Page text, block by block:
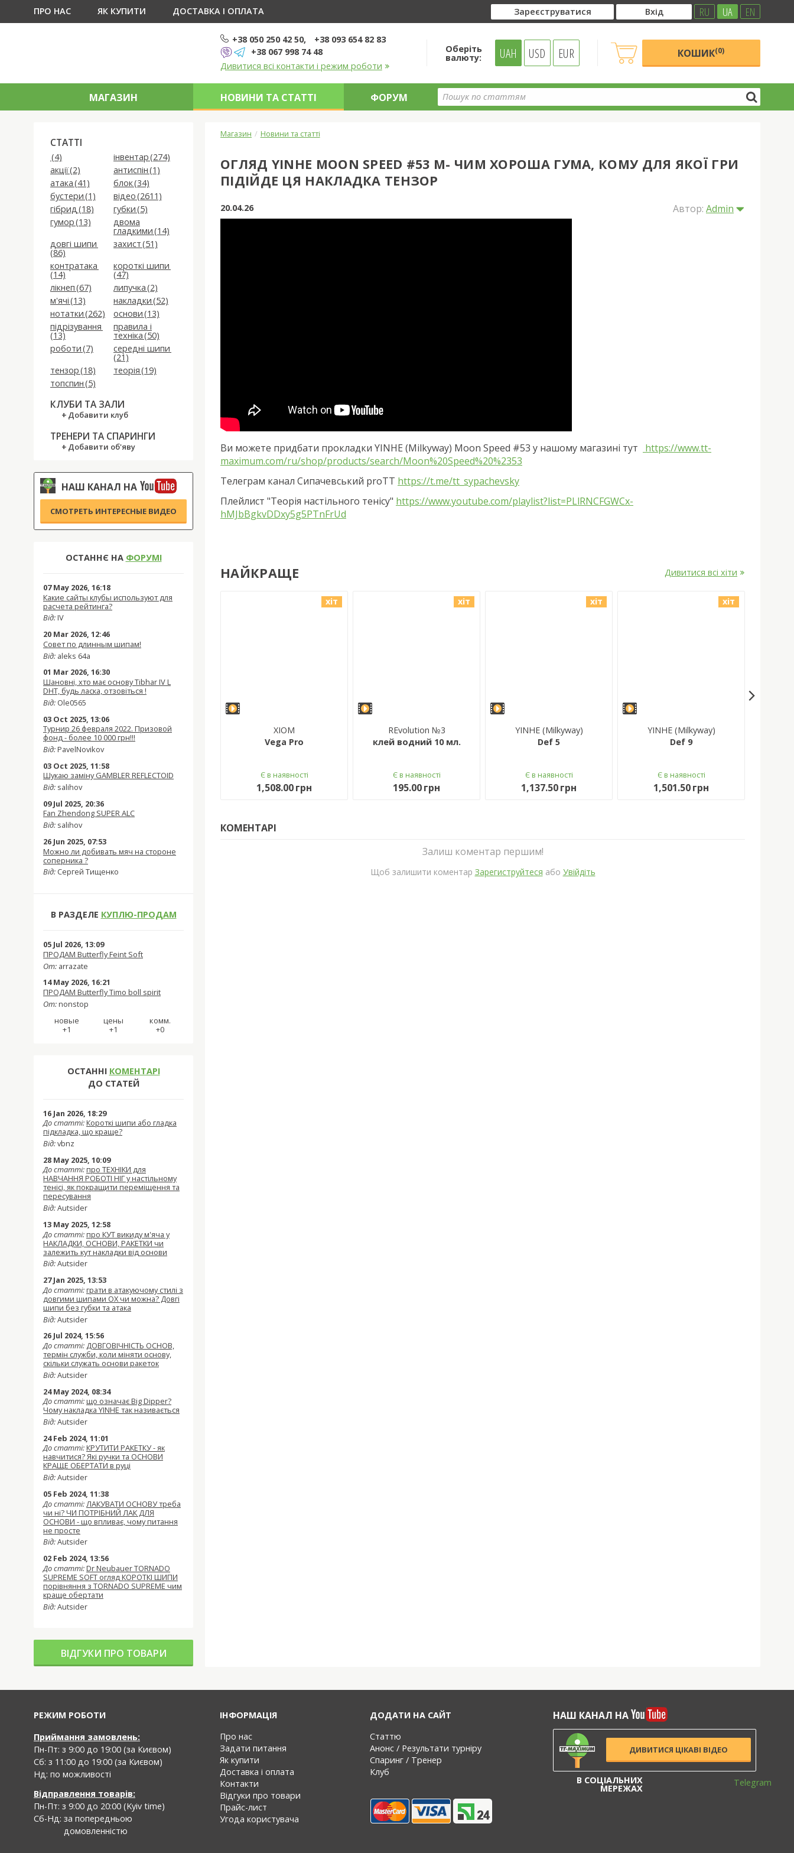
ПРО НАС ЯК КУПИТИ ДОСТАВКА І ОПЛАТА Зареєструватися Вхід RU UA EN
+38 050 250 42 50
+38 093 654 82 83
+38 067 998 74 48
Дивитися всі контакти і режим роботи
Оберіть
валюту: UAH USD EUR КОШИК(0)
МАГАЗИН НОВИНИ ТА СТАТТІ ФОРУМ
CТАТТІ
(4)
інвентар (274)
акції (2)
антиспін (1)
атака (41)
блок (34)
бустери (1)
відео (2611)
гібрид (18)
губки (5)
гумор (13)
двома
гладкими (14)
довгі шипи
(86)
захист (51)
контратака
(14)
короткі шипи
(47)
лікнеп (67)
липучка (2)
м'ячі (13)
накладки (52)
нотатки (262)
основи (13)
підрізування
(13)
правила і
техніка (50)
роботи (7)
середні шипи
(21)
тензор (18)
теорія (19)
топспин (5)
КЛУБИ ТА ЗАЛИ
Добавити клуб
ТРЕНЕРИ ТА СПАРИНГИ
Добавити об'яву
НАШ КАНАЛ НА
СМОТРЕТЬ ИНТЕРЕСНЫЕ ВИДЕО
ОСТАННЄ НА ФОРУМІ
07 May 2026, 16:18
Какие сайты клубы используют для
расчета рейтинга?
Від:IV
20 Mar 2026, 12:46
Совет по длинным шипам!
Від: aleks 64a
01 Mar 2026, 16:30
Шановні, хто має основу Tibhar IV L
DHT, будь ласка, отзовіться !
Від: Ole0565
03 Oct 2025, 13:06
Турнир 26 февраля 2022. Призовой
фонд - более 10 000 грн!!!
Від:PavelNovikov
03 Oct 2025, 11:58
Шукаю заміну GAMBLER REFLECTOID
Від: salihov
09 Jul 2025, 20:36
Fan Zhendong SUPER ALC
Від: salihov
26 Jun 2025, 07:53
Можно ли добивать мяч на стороне
соперника ?
Від: Сергей Тищенко
В РАЗДЕЛЕ КУПЛЮ-ПРОДАМ
05 Jul 2026, 13:09
ПРОДАМ Butterfly Feint Soft
От: arrazate
14 May 2026, 16:21
ПРОДАМ Butterfly Timo boll spirit
От:nonstop
новые
+1
цены
+1
комм.
+0
ОСТАННІ КОМЕНТАРІ
ДО СТАТЕЙ
16 Jan 2026, 18:29
До статті:Короткі шипи або гладка
підкладка, що краще?
Від:vbnz
28 May 2025, 10:09
До статті:про ТЕХНІКИ для
НАВЧАННЯ РОБОТІ НІГ у настільному
тенісі, як покращити переміщення та
пересування
Від:Autsider
13 May 2025, 12:58
До статті:про КУТ викиду м'яча у
НАКЛАДКИ, ОСНОВИ, РАКЕТКИ чи
залежить кут накладки від основи
Від:Autsider
27 Jan 2025, 13:53
До статті:грати в атакуючому стилі з
довгими шипами OX чи можна? Довгі
шипи без губки та атака
Від:Autsider
26 Jul 2024, 15:56
До статті: ДОВГОВІЧНІСТЬ ОСНОВ,
термін служби, коли міняти основу,
скільки служать основи ракеток
Від:Autsider
24 May 2024, 08:34
До статті:що означає Big Dipper?
Чому накладка YINHE так називається
Від:Autsider
24 Feb 2024, 11:01
До статті:КРУТИТИ РАКЕТКУ - як
навчитися? Які ручки та ОСНОВИ
КРАЩЕ ОБЕРТАТИ в руці
Від:Autsider
05 Feb 2024, 11:38
До статті: ЛАКУВАТИ ОСНОВУ треба
чи ні? ЧИ ПОТРІБНИЙ ЛАК ДЛЯ
ОСНОВИ - що впливає, чому питання
не просте
Від:Autsider
02 Feb 2024, 13:56
До статті:Dr Neubauer TORNADO
SUPREME SOFT огляд КОРОТКІ ШИПИ
порівняння з TORNADO SUPREME чим
краще обертати
Від:Autsider
ВІДГУКИ ПРО ТОВАРИ
Магазин Новини та статті
ОГЛЯД YINHE MOON SPEED ​​#53 M- ЧИМ ХОРОША ГУМА, КОМУ ДЛЯ ЯКОЇ ГРИ
ПІДІЙДЕ ЦЯ НАКЛАДКА ТЕНЗОР
20.04.26 Автор: Admin
Ви можете придбати прокладки YINHE (Milkyway) Moon Speed #53 у нашому магазині тут
https://www.tt-
maximum.com/ru/shop/products/search/Moon%20Speed%20%2353
Телеграм канал Сипачевський proTT https://t.me/tt_sypachevsky
Плейлист "Теорія настільного тенісу" https://www.youtube.com/playlist?list=PLlRNCFGWCx-
hMJbBgkvDDxy5g5PTnFrUd
НАЙКРАЩЕ Дивитися всі хіти
хіт
XIOM
Vega Pro
Є в наявності
1,508.00 грн
хіт
REvolution №3
клей водний 10 мл.
Є в наявності
195.00 грн
хіт
YINHE (Milkyway)
Def 5
Є в наявності
1,137.50 грн
хіт
YINHE (Milkyway)
Def 9
Є в наявності
1,501.50 грн
КОМЕНТАРІ
Залиш коментар першим!
Щоб залишити коментар Зарегиструйтеся або Увійдіть
РЕЖИМ РОБОТИ
Приймання замовлень:
Пн-Пт: з 9:00 до 19:00 (за Києвом)
Cб: з 11:00 до 19:00 (за Києвом)
Нд: по можливості
Відправлення товарів:
Пн-Пт: з 9:00 до 20:00 (Kyiv time)
Cб-Нд: за попередньою
домовленністю
IНФОРМАЦІЯ
Про нас
Задати питання
Як купити
Доставка і оплата
Контакти
Відгуки про товари
Прайс-лист
Угода користувача
ДОДАТИ НА САЙТ
Статтю
Анонс / Результати турніру
Спаринг / Тренер
Клуб
НАШ КАНАЛ НА
ДИВИТИСЯ ЦІКАВІ ВІДЕО
В СОЦІАЛЬНИХ
МЕРЕЖАХ
Telegram